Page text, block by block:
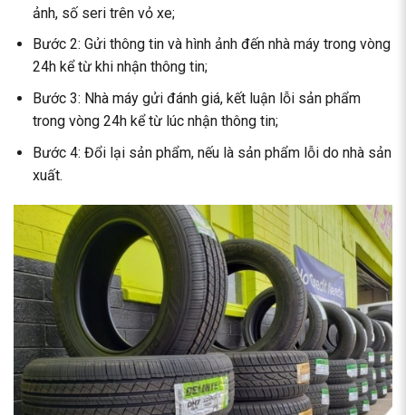
ảnh, số seri trên vỏ xe;
Bước 2: Gửi thông tin và hình ảnh đến nhà máy trong vòng
24h kể từ khi nhận thông tin;
Bước 3: Nhà máy gửi đánh giá, kết luận lỗi sản phẩm
trong vòng 24h kể từ lúc nhận thông tin;
Bước 4: Đổi lại sản phẩm, nếu là sản phẩm lỗi do nhà sản
xuất.